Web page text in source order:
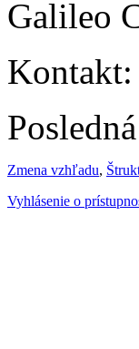
Galileo
Kontakt:
Zmena vzhľadu,
Vyhlásenie o